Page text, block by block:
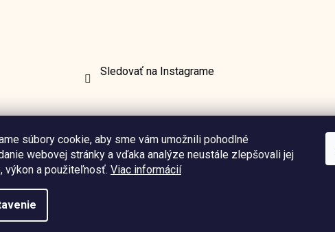
súbory cookie, aby sme vám umožnili pohodlné
webovej stránky a vďaka analýze neustále zlepšovali jej
výkon a použiteľnosť. Viac informácií
Sledovať na Instagrame
nastavenie cookies